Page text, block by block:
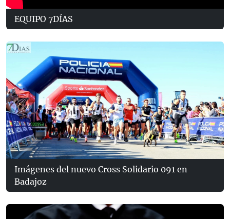
EQUIPO 7DÍAS
Imágenes del nuevo Cross Solidario 091 en
Badajoz